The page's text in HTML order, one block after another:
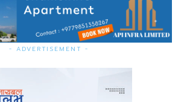
- ADVERTISEMENT -